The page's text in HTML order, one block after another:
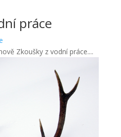
práce
Zkoušky z vodní práce....